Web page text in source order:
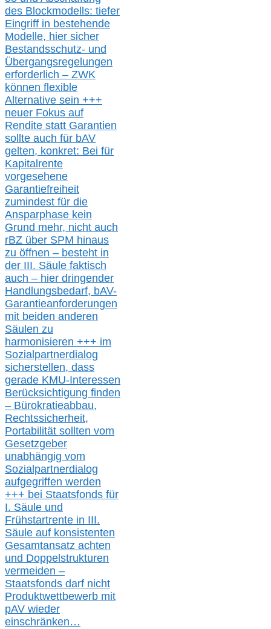
des Blockmodells: tiefer
Eingriff in bestehende
Modelle, hier sicher
Bestandsschutz- und
Übergangsregelungen
erforderlich – ZWK
können flexible
Alternative sein +++
neuer Fokus auf
Rendite statt Garantien
sollte auch für bAV
gelten, konkret: Bei für
Kapitalrente
vorgesehene
Garantiefreiheit
zumindest für die
Ansparphase kein
Grund mehr, nicht auch
rBZ über SPM hinaus
zu öffnen – besteht in
der III. Säule faktisch
auch – hier dringender
Handlungsbedarf, bAV-
Garantieanforderungen
mit beiden anderen
Säulen zu
harmonisieren +++ im
Sozialpartnerdialog
sicherstellen, dass
gerade KMU-Interessen
Berücksichtigung finden
– Bürokratieabbau,
Rechtssicherheit,
Portabilität sollten vom
Gesetzgeber
unabhängig vom
Sozialpartnerdialog
aufgegriffen werden
+++ bei Staatsfonds für
I. Säule und
Frühstartrente in III.
Säule auf konsistenten
Gesamtansatz achten
und Doppelstrukturen
vermeiden –
Staatsfonds darf nicht
Produktwettbewerb mit
pAV wieder
einschränken…